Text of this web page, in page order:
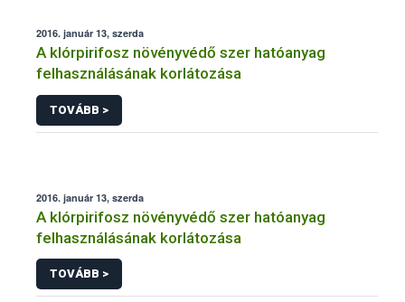
2016. január 13, szerda
A klórpirifosz növényvédő szer hatóanyag
felhasználásának korlátozása
TOVÁBB >
2016. január 13, szerda
A klórpirifosz növényvédő szer hatóanyag
felhasználásának korlátozása
TOVÁBB >